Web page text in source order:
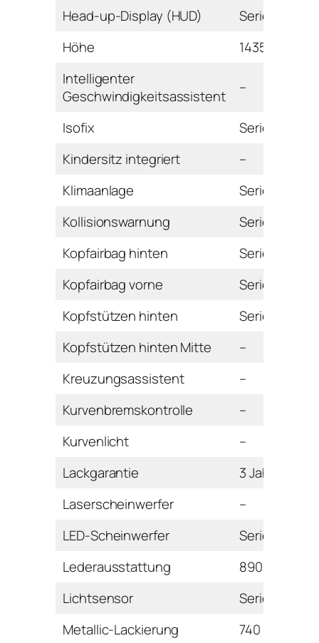
Head-up-Display (HUD)
Serie
Höhe
1435 mm
Intelligenter
Geschwindigkeitsassistent
–
Isofix
Serie
Kindersitz integriert
–
Klimaanlage
Serie
Kollisionswarnung
Serie
Kopfairbag hinten
Serie
Kopfairbag vorne
Serie
Kopfstützen hinten
Serie
Kopfstützen hinten Mitte
–
Kreuzungsassistent
–
Kurvenbremskontrolle
–
Kurvenlicht
–
Lackgarantie
3 Jahre
Laserscheinwerfer
–
LED-Scheinwerfer
Serie
Lederausstattung
890 Euro
Lichtsensor
Serie
Metallic-Lackierung
740 Euro